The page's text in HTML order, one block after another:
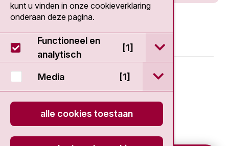
© 2026 - Antoni van Leeuwenhoek
Disclaimer
kunt u vinden in onze cookieverklaring
onderaan deze pagina.
Functioneel en
analytisch
[1] open / sluit
Media [1] open / sluit
alle cookies toestaan